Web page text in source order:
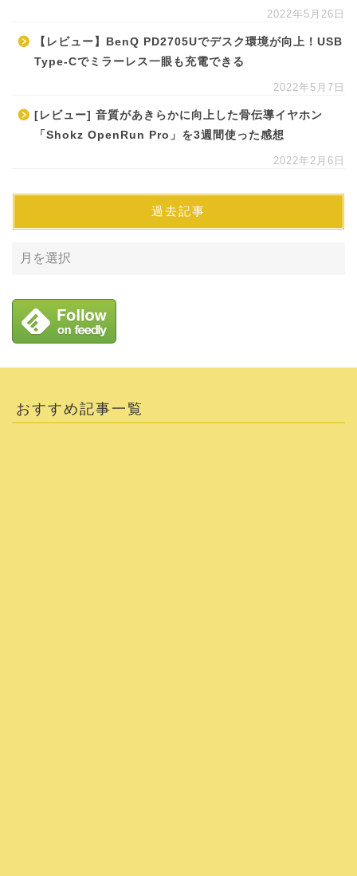
2022年5月26日
【レビュー】BenQ PD2705Uでデスク環境が向上！USB
Type-Cでミラーレス一眼も充電できる
2022年5月7日
[レビュー] 音質があきらかに向上した骨伝導イヤホン
「Shokz OpenRun Pro」を3週間使った感想
2022年2月6日
過去記事
おすすめ記事一覧